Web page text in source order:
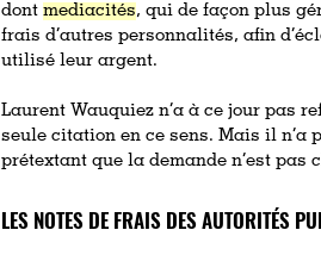
dontmediacités, qui de façon plus
frais d’autres personnalités, afin
utilisé leur argent.
Laurent Wauquiez n’a à ce jour pas
seule citation en ce sens. Mais il n’a
prétextant que la demande n’est pas
LES NOTES DE FRAIS DES AUTORITÉS